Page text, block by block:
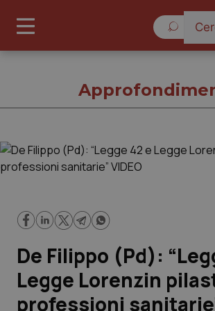
Governo e Parlamento
Regioni e Asl
Lavoro e Professioni
De Filippo (Pd):
Legge Lorenzin
professioni